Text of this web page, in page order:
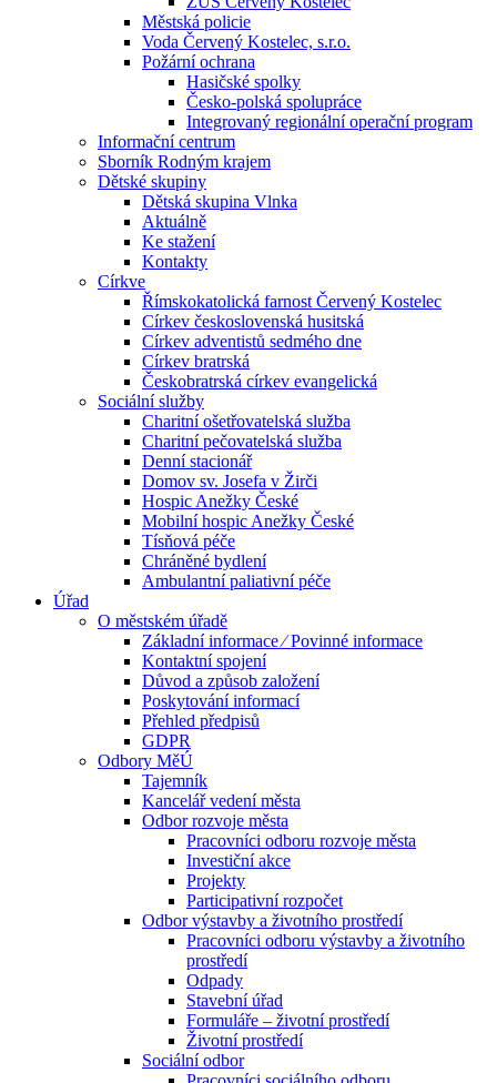
Městská policie
Voda Červený Kostelec, s.r.o.
Požární ochrana
Hasičské spolky
Česko-polská spolupráce
Integrovaný regionální operační program
Informační centrum
Sborník Rodným krajem
Dětské skupiny
Dětská skupina Vlnka
Aktuálně
Ke stažení
Kontakty
Církve
Římskokatolická farnost Červený Kostelec
Církev československá husitská
Církev adventistů sedmého dne
Církev bratrská
Českobratrská církev evangelická
Sociální služby
Charitní ošetřovatelská služba
Charitní pečovatelská služba
Denní stacionář
Domov sv. Josefa v Žirči
Hospic Anežky České
Mobilní hospic Anežky České
Tísňová péče
Chráněné bydlení
Ambulantní paliativní péče
Úřad
O městském úřadě
Základní informace ⁄ Povinné informace
Kontaktní spojení
Důvod a způsob založení
Poskytování informací
Přehled předpisů
GDPR
Odbory MěÚ
Tajemník
Kancelář vedení města
Odbor rozvoje města
Pracovníci odboru rozvoje města
Investiční akce
Projekty
Participativní rozpočet
Odbor výstavby a životního prostředí
Pracovníci odboru výstavby a životního
prostředí
Odpady
Stavební úřad
Formuláře – životní prostředí
Životní prostředí
Sociální odbor